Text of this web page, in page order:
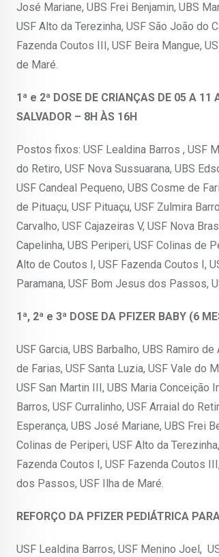
José Mariane, UBS Frei Benjamin, UBS
USF Alto da Terezinha, USF São João do
Fazenda Coutos III, USF Beira Mangue,
de Maré.
1ª e 2ª DOSE DE CRIANÇAS DE 05 A
SALVADOR – 8H ÀS 16H
Postos fixos: USF Lealdina Barros , USF
do Retiro, USF Nova Sussuarana, UBS
USF Candeal Pequeno, UBS Cosme de
de Pituaçu, USF Pituaçu, USF Zulmira
Carvalho, USF Cajazeiras V, USF Nova
Capelinha, UBS Periperi, USF Colinas de
Alto de Coutos I, USF Fazenda Coutos I,
Paramana, USF Bom Jesus dos Passos,
1ª, 2ª e 3ª DOSE DA PFIZER BABY (6
USF Garcia, UBS Barbalho, UBS Ramiro
de Farias, USF Santa Luzia, USF Vale do
USF San Martin III, UBS Maria Conceição
Barros, USF Curralinho, USF Arraial do
Esperança, UBS José Mariane, UBS Frei
Colinas de Periperi, USF Alto da
Fazenda Coutos I, USF Fazenda Coutos
dos Passos, USF Ilha de Maré.
REFORÇO DA PFIZER PEDIÁTRICA
USF Lealdina Barros, USF Menino Joel,